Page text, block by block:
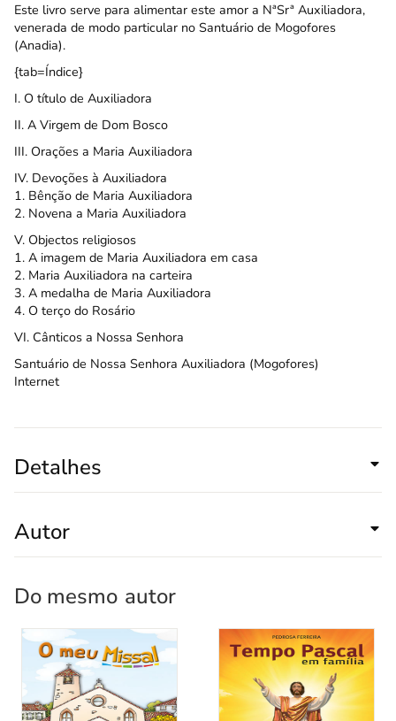
Este livro serve para alimentar este amor a NªSrª Auxiliadora,
venerada de modo particular no Santuário de Mogofores
(Anadia).
{tab=Índice}
I. O título de Auxiliadora
II. A Virgem de Dom Bosco
III. Orações a Maria Auxiliadora
IV. Devoções à Auxiliadora
1. Bênção de Maria Auxiliadora
2. Novena a Maria Auxiliadora
V. Objectos religiosos
1. A imagem de Maria Auxiliadora em casa
2. Maria Auxiliadora na carteira
3. A medalha de Maria Auxiliadora
4. O terço do Rosário
VI. Cânticos a Nossa Senhora
Santuário de Nossa Senhora Auxiliadora (Mogofores)
Internet
Detalhes
Autor
Do mesmo autor